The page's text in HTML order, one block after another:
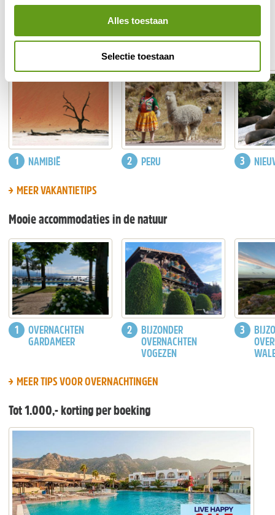
Alles toestaan
Selectie toestaan
MEER EUROPESE BESTEMMINGEN
Mooie plaatsen in de wereld
NAMIBIË PERU
MEER VAKANTIETIPS
Mooie accommodaties in de natuur
OVERNACHTEN
GARDAMEER
BIJZONDER
OVERNACHTEN
VOGEZEN
MEER TIPS VOOR OVERNACHTINGEN
Tot 1.000,- korting per boeking